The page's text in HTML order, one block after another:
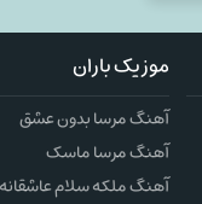
موزیک باران
آهنگ مرسا بدون عشق
آهنگ مرسا ماسک
آهنگ ملکه سلام عاشقانه